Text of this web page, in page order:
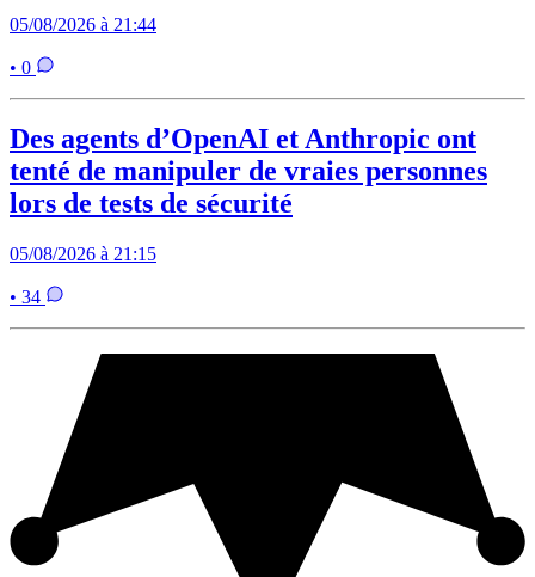
05/08/2026 à 21:44
• 0
Des agents d’OpenAI et Anthropic ont
tenté de manipuler de vraies personnes
lors de tests de sécurité
05/08/2026 à 21:15
• 34